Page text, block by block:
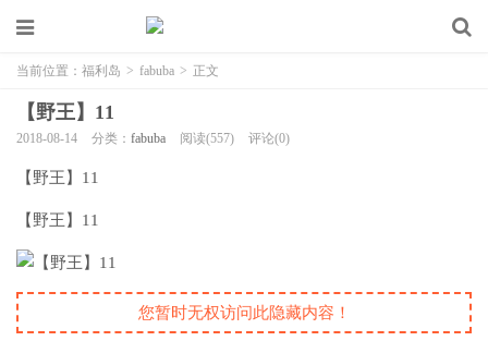
当前位置： 福利岛 > fabuba > 正文
【野王】11
2018-08-14 分类： fabuba 阅读(557) 评论(0)
【野王】11
【野王】11
您暂时无权访问此隐藏内容！